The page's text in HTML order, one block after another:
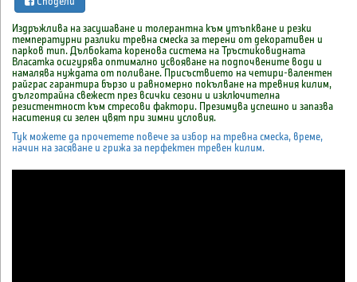
Издръжлива на засушаване и толерантна към утъпкване и резки
температурни разлики тревна смеска за терени от декоративен и
парков тип. Дълбоката коренова система на Тръстиковидната
Власатка осигурява оптимално усвояване на подпочвените води и
намалява нуждата от поливане. Присъствието на четири-валентен
райграс гарантира бързо и равномерно покълване на тревния килим,
дълготрайна свежест през всички сезони и изключителна
резистентност към стресови фактори. Презимува успешно и запазва
наситения си зелен цвят при зимни условия.
Тук можете да прочетете повече за избор на тревна смеска, време,
начин на засяване и грижа за перфектен тревен килим.